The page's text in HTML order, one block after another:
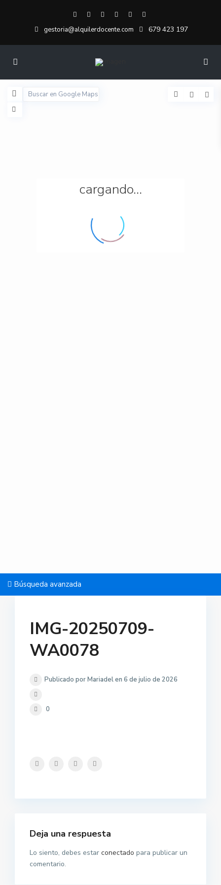
gestoria@alquilerdocente.com 679 423 197
cargando...
Búsqueda avanzada
IMG-20250709-
WA0078
Publicado por Mariadel en 6 de julio de 2026
0
Deja una respuesta
Lo siento, debes estar conectado para publicar un
comentario.